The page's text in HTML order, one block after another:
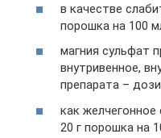
в качестве
порошка на 100
магния сульфат
внутривенное,
препарата –
как
20 г порошка на